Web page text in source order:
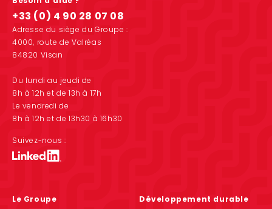
+33 (0) 4 90 28 07 08
Adresse du siège du Groupe :
4000, route de Valréas
84820 Visan
Du lundi au jeudi de
8h à 12h et de 13h à 17h
Le vendredi de
8h à 12h et de 13h30 à 16h30
Suivez-nous :
Le Groupe
Développement durable